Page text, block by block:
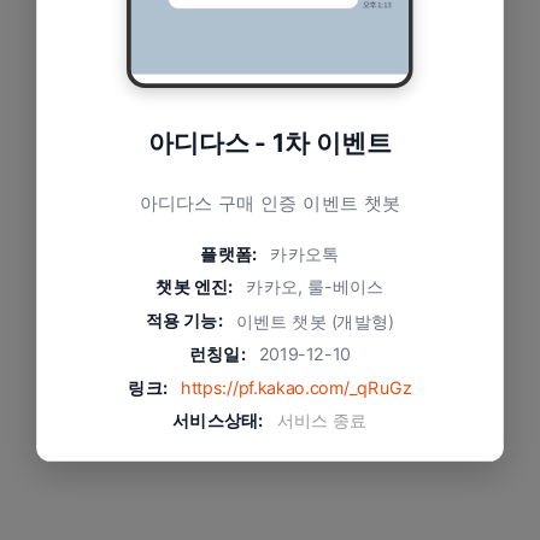
아디다스 - 1차 이벤트
아디다스 구매 인증 이벤트 챗봇
플랫폼: 카카오톡
챗봇 엔진: 카카오, 룰-베이스
적용 기능:
이벤트 챗봇 (개발형)
런칭일:
2019-12-10
링크:
https://pf.kakao.com/_qRuGz
서비스상태:
서비스 종료